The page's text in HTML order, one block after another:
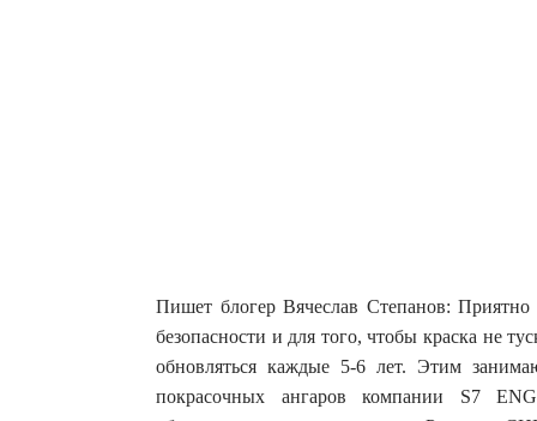
Пишет блогер Вячеслав Степанов:
безопасности и для того, чтобы краска не
обновляться каждые 5-6 лет. Этим
покрасочных ангаров компании S7